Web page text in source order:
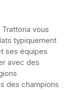
vous
typiquement
ses équipes
avec des
des champions